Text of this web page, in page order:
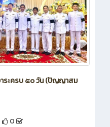
ระครบ ๕๐ วัน (ปัญญาสม
0